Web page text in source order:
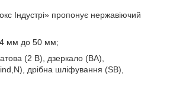
Індустрі» пропонує нержавіючий
мм до 50 мм;
(2 В), дзеркало (ВА),
дрібна шліфування (SB),